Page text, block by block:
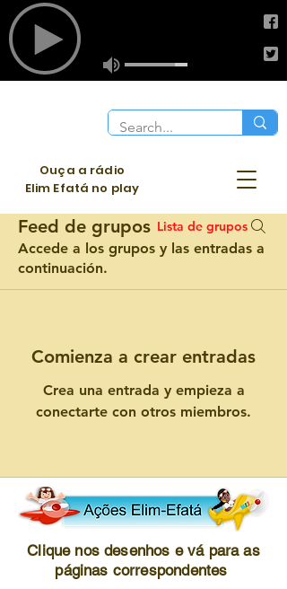
Ouça a rádio
Elim Efatá no play
Feed de grupos Lista de grupos
Accede a los grupos y las entradas a
continuación.
Comienza a crear entradas
Crea una entrada y empieza a
conectarte con otros miembros.
Clique nos desenhos e vá para as
páginas correspondentes